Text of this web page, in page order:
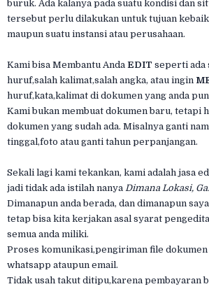
buruk. Ada kalanya pada suatu kondisi dan
tersebut perlu dilakukan untuk tujuan
maupun suatu instansi atau perusahaan.
Kami bisa Membantu Anda EDIT seperti ada
huruf,salah kalimat,salah angka, atau ingin
huruf,kata,kalimat di dokumen yang anda
Kami bukan membuat dokumen baru, tetapi
dokumen yang sudah ada. Misalnya ganti
tinggal,foto atau ganti tahun perpanjangan.
Sekali lagi kami tekankan, kami adalah jasa
jadi tidak ada istilah nanya Dimana Lokasi,
Dimanapun anda berada, dan dimanapun
tetap bisa kita kerjakan asal syarat
semua anda miliki.
Proses komunikasi,pengiriman file
whatsapp ataupun email.
Tidak usah takut ditipu,karena pembayaran